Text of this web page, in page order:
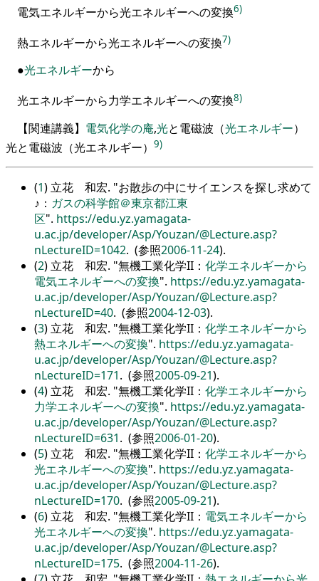
電気エネルギーから光エネルギーへの変換6)
熱エネルギーから光エネルギーへの変換7)
●光エネルギーから
光エネルギーから力学エネルギーへの変換8)
【関連講義】 電気化学の庵,光と電磁波 （光エネルギー）
光と電磁波（光エネルギー） 9)
(1) 立花 和宏. お散歩の中にサイエンスを探し求めて
♪： ガスの科学館＠東京都江東
区 . https://edu.yz.yamagata-
u.ac.jp/developer/Asp/Youzan/@Lecture.asp?
nLectureID=1042. (参照2006-11-24).
(2) 立花 和宏. 無機工業化学II： 化学エネルギーから
電気エネルギーへの変換 . https://edu.yz.yamagata-
u.ac.jp/developer/Asp/Youzan/@Lecture.asp?
nLectureID=40. (参照2004-12-03).
(3) 立花 和宏. 無機工業化学II： 化学エネルギーから
熱エネルギーへの変換 . https://edu.yz.yamagata-
u.ac.jp/developer/Asp/Youzan/@Lecture.asp?
nLectureID=171. (参照2005-09-21).
(4) 立花 和宏. 無機工業化学II： 化学エネルギーから
力学エネルギーへの変換 . https://edu.yz.yamagata-
u.ac.jp/developer/Asp/Youzan/@Lecture.asp?
nLectureID=631. (参照2006-01-20).
(5) 立花 和宏. 無機工業化学II： 化学エネルギーから
光エネルギーへの変換 . https://edu.yz.yamagata-
u.ac.jp/developer/Asp/Youzan/@Lecture.asp?
nLectureID=170. (参照2005-09-21).
(6) 立花 和宏. 無機工業化学II： 電気エネルギーから
光エネルギーへの変換 . https://edu.yz.yamagata-
u.ac.jp/developer/Asp/Youzan/@Lecture.asp?
nLectureID=175. (参照2004-11-26).